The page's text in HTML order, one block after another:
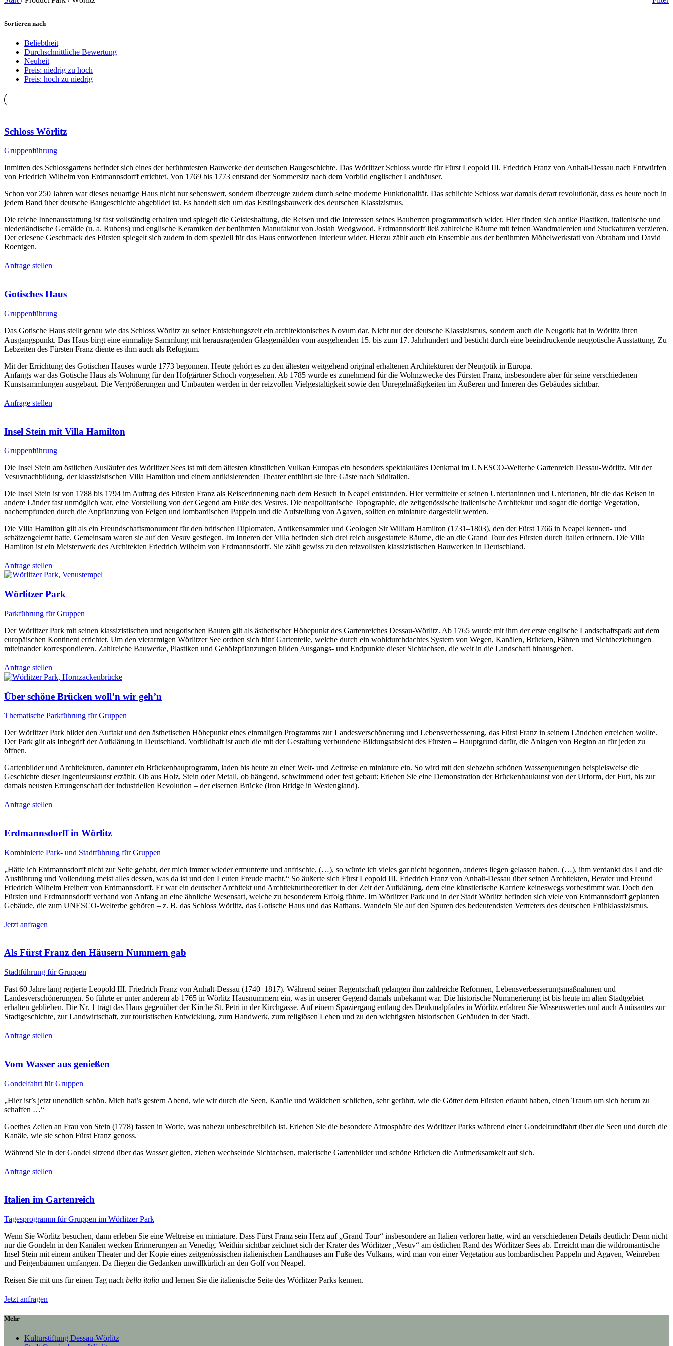
Sortieren nach
Beliebtheit
Durchschnittliche Bewertung
Neuheit
Preis: niedrig zu hoch
Preis: hoch zu niedrig
Schloss Wörlitz
Gruppenführung
Inmitten des Schlossgartens befindet sich eines der berühmtesten Bauwerke der deutschen Baugeschichte. Das Wörlitzer Schloss wurde für Fürst Leopold III. Friedrich Franz von Anhalt-Dessau nach Entwürfen
von Friedrich Wilhelm von Erdmannsdorff errichtet. Von 1769 bis 1773 entstand der Sommersitz nach dem Vorbild englischer Landhäuser.
Schon vor 250 Jahren war dieses neuartige Haus nicht nur sehenswert, sondern überzeugte zudem durch seine moderne Funktionalität. Das schlichte Schloss war damals derart revolutionär, dass es heute noch in
jedem Band über deutsche Baugeschichte abgebildet ist. Es handelt sich um das Erstlingsbauwerk des deutschen Klassizismus.
Die reiche Innenausstattung ist fast vollständig erhalten und spiegelt die Geisteshaltung, die Reisen und die Interessen seines Bauherren programmatisch wider. Hier finden sich antike Plastiken, italienische und
niederländische Gemälde (u. a. Rubens) und englische Keramiken der berühmten Manufaktur von Josiah Wedgwood. Erdmannsdorff ließ zahlreiche Räume mit feinen Wandmalereien und Stuckaturen verzieren.
Der erlesene Geschmack des Fürsten spiegelt sich zudem in dem speziell für das Haus entworfenen Interieur wider. Hierzu zählt auch ein Ensemble aus der berühmten Möbelwerkstatt von Abraham und David
Roentgen.
Anfrage stellen
Gotisches Haus
Gruppenführung
Das Gotische Haus stellt genau wie das Schloss Wörlitz zu seiner Entstehungszeit ein architektonisches Novum dar. Nicht nur der deutsche Klassizismus, sondern auch die Neugotik hat in Wörlitz ihren
Ausgangspunkt. Das Haus birgt eine einmalige Sammlung mit herausragenden Glasgemälden vom ausgehenden 15. bis zum 17. Jahrhundert und besticht durch eine beeindruckende neugotische Ausstattung. Zu
Lebzeiten des Fürsten Franz diente es ihm auch als Refugium.
Mit der Errichtung des Gotischen Hauses wurde 1773 begonnen. Heute gehört es zu den ältesten weitgehend original erhaltenen Architekturen der Neugotik in Europa.
Anfangs war das Gotische Haus als Wohnung für den Hofgärtner Schoch vorgesehen. Ab 1785 wurde es zunehmend für die Wohnzwecke des Fürsten Franz, insbesondere aber für seine verschiedenen
Kunstsammlungen ausgebaut. Die Vergrößerungen und Umbauten werden in der reizvollen Vielgestaltigkeit sowie den Unregelmäßigkeiten im Äußeren und Inneren des Gebäudes sichtbar.
Anfrage stellen
Insel Stein mit Villa Hamilton
Gruppenführung
Die Insel Stein am östlichen Ausläufer des Wörlitzer Sees ist mit dem ältesten künstlichen Vulkan Europas ein besonders spektakuläres Denkmal im UNESCO-Welterbe Gartenreich Dessau-Wörlitz. Mit der
Vesuvnachbildung, der klassizistischen Villa Hamilton und einem antikisierenden Theater entführt sie ihre Gäste nach Süditalien.
Die Insel Stein ist von 1788 bis 1794 im Auftrag des Fürsten Franz als Reiseerinnerung nach dem Besuch in Neapel entstanden. Hier vermittelte er seinen Untertaninnen und Untertanen, für die das Reisen in
andere Länder fast unmöglich war, eine Vorstellung von der Gegend am Fuße des Vesuvs. Die neapolitanische Topographie, die zeitgenössische italienische Architektur und sogar die dortige Vegetation,
nachempfunden durch die Anpflanzung von Feigen und lombardischen Pappeln und die Aufstellung von Agaven, sollten en miniature dargestellt werden.
Die Villa Hamilton gilt als ein Freundschaftsmonument für den britischen Diplomaten, Antikensammler und Geologen Sir William Hamilton (1731–1803), den der Fürst 1766 in Neapel kennen- und
schätzengelernt hatte. Gemeinsam waren sie auf den Vesuv gestiegen. Im Inneren der Villa befinden sich drei reich ausgestattete Räume, die an die Grand Tour des Fürsten durch Italien erinnern. Die Villa
Hamilton ist ein Meisterwerk des Architekten Friedrich Wilhelm von Erdmannsdorff. Sie zählt gewiss zu den reizvollsten klassizistischen Bauwerken in Deutschland.
Anfrage stellen
Wörlitzer Park
Parkführung für Gruppen
Der Wörlitzer Park mit seinen klassizistischen und neugotischen Bauten gilt als ästhetischer Höhepunkt des Gartenreiches Dessau-Wörlitz. Ab 1765 wurde mit ihm der erste englische Landschaftspark auf dem
europäischen Kontinent errichtet. Um den vierarmigen Wörlitzer See ordnen sich fünf Gartenteile, welche durch ein wohldurchdachtes System von Wegen, Kanälen, Brücken, Fähren und Sichtbeziehungen
miteinander korrespondieren. Zahlreiche Bauwerke, Plastiken und Gehölzpflanzungen bilden Ausgangs- und Endpunkte dieser Sichtachsen, die weit in die Landschaft hinausgehen.
Anfrage stellen
Über schöne Brücken woll’n wir geh’n
Thematische Parkführung für Gruppen
Der Wörlitzer Park bildet den Auftakt und den ästhetischen Höhepunkt eines einmaligen Programms zur Landesverschönerung und Lebensverbesserung, das Fürst Franz in seinem Ländchen erreichen wollte.
Der Park gilt als Inbegriff der Aufklärung in Deutschland. Vorbildhaft ist auch die mit der Gestaltung verbundene Bildungsabsicht des Fürsten – Hauptgrund dafür, die Anlagen von Beginn an für jeden zu
öffnen.
Gartenbilder und Architekturen, darunter ein Brückenbauprogramm, laden bis heute zu einer Welt- und Zeitreise en miniature ein. So wird mit den siebzehn schönen Wasserquerungen beispielsweise die
Geschichte dieser Ingenieurskunst erzählt. Ob aus Holz, Stein oder Metall, ob hängend, schwimmend oder fest gebaut: Erleben Sie eine Demonstration der Brückenbaukunst von der Urform, der Furt, bis zur
damals neusten Errungenschaft der industriellen Revolution – der eisernen Brücke (Iron Bridge in Westengland).
Anfrage stellen
Erdmannsdorff in Wörlitz
Kombinierte Park- und Stadtführung für Gruppen
„Hätte ich Erdmannsdorff nicht zur Seite gehabt, der mich immer wieder ermunterte und anfrischte, (…), so würde ich vieles gar nicht begonnen, anderes liegen gelassen haben. (…), ihm verdankt das Land die
Ausführung und Vollendung meist alles dessen, was da ist und den Leuten Freude macht.“ So äußerte sich Fürst Leopold III. Friedrich Franz von Anhalt-Dessau über seinen Architekten, Berater und Freund
Friedrich Wilhelm Freiherr von Erdmannsdorff. Er war ein deutscher Architekt und Architekturtheoretiker in der Zeit der Aufklärung, dem eine künstlerische Karriere keineswegs vorbestimmt war. Doch den
Fürsten und Erdmannsdorff verband von Anfang an eine ähnliche Wesensart, welche zu besonderem Erfolg führte. Im Wörlitzer Park und in der Stadt Wörlitz befinden sich viele von Erdmannsdorff geplanten
Gebäude, die zum UNESCO-Welterbe gehören – z. B. das Schloss Wörlitz, das Gotische Haus und das Rathaus. Wandeln Sie auf den Spuren des bedeutendsten Vertreters des deutschen Frühklassizismus.
Jetzt anfragen
Als Fürst Franz den Häusern Nummern gab
Stadtführung für Gruppen
Fast 60 Jahre lang regierte Leopold III. Friedrich Franz von Anhalt-Dessau (1740–1817). Während seiner Regentschaft gelangen ihm zahlreiche Reformen, Lebensverbesserungsmaßnahmen und
Landesverschönerungen. So führte er unter anderem ab 1765 in Wörlitz Hausnummern ein, was in unserer Gegend damals unbekannt war. Die historische Nummerierung ist bis heute im alten Stadtgebiet
erhalten geblieben. Die Nr. 1 trägt das Haus gegenüber der Kirche St. Petri in der Kirchgasse. Auf einem Spaziergang entlang des Denkmalpfades in Wörlitz erfahren Sie Wissenswertes und auch Amüsantes zur
Stadtgeschichte, zur Landwirtschaft, zur touristischen Entwicklung, zum Handwerk, zum religiösen Leben und zu den wichtigsten historischen Gebäuden in der Stadt.
Anfrage stellen
Vom Wasser aus genießen
Gondelfahrt für Gruppen
„Hier ist’s jetzt unendlich schön. Mich hat’s gestern Abend, wie wir durch die Seen, Kanäle und Wäldchen schlichen, sehr gerührt, wie die Götter dem Fürsten erlaubt haben, einen Traum um sich herum zu
schaffen …“
Goethes Zeilen an Frau von Stein (1778) fassen in Worte, was nahezu unbeschreiblich ist. Erleben Sie die besondere Atmosphäre des Wörlitzer Parks während einer Gondelrundfahrt über die Seen und durch die
Kanäle, wie sie schon Fürst Franz genoss.
Während Sie in der Gondel sitzend über das Wasser gleiten, ziehen wechselnde Sichtachsen, malerische Gartenbilder und schöne Brücken die Aufmerksamkeit auf sich.
Anfrage stellen
Italien im Gartenreich
Tagesprogramm für Gruppen im Wörlitzer Park
Wenn Sie Wörlitz besuchen, dann erleben Sie eine Weltreise en miniature. Dass Fürst Franz sein Herz auf „Grand Tour“ insbesondere an Italien verloren hatte, wird an verschiedenen Details deutlich: Denn nicht
nur die Gondeln in den Kanälen wecken Erinnerungen an Venedig. Weithin sichtbar zeichnet sich der Krater des Wörlitzer „Vesuv“ am östlichen Rand des Wörlitzer Sees ab. Erreicht man die wildromantische
Insel Stein mit einem antiken Theater und der Kopie eines zeitgenössischen italienischen Landhauses am Fuße des Vulkans, wird man von einer Vegetation aus lombardischen Pappeln und Agaven, Weinreben
und Feigenbäumen umfangen. Da fliegen die Gedanken unwillkürlich an den Golf von Neapel.
Reisen Sie mit uns für einen Tag nach bella italia und lernen Sie die italienische Seite des Wörlitzer Parks kennen.
Jetzt anfragen
Mehr
Kulturstiftung Dessau-Wörlitz